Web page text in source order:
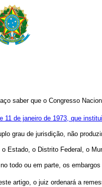
saber que o Congresso
11 de janeiro de 1973, que
grau de jurisdição, não
Estado, o Distrito Federal, o
todo ou em parte, os
artigo, o juiz ordenará a